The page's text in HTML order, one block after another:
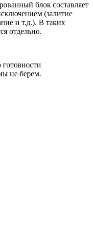
блок составляет
(залитие
и т.д.). В таких
отдельно.
готовности
не берем.